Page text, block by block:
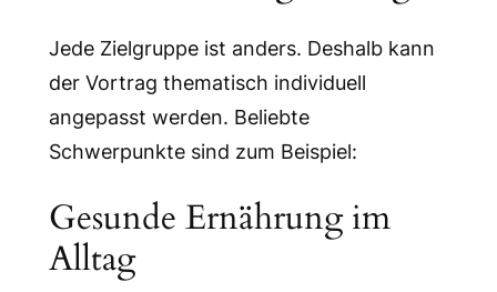
Jede Zielgruppe ist anders. Deshalb kann
der Vortrag thematisch individuell
angepasst werden. Beliebte
Schwerpunkte sind zum Beispiel:
Gesunde Ernährung im
Alltag